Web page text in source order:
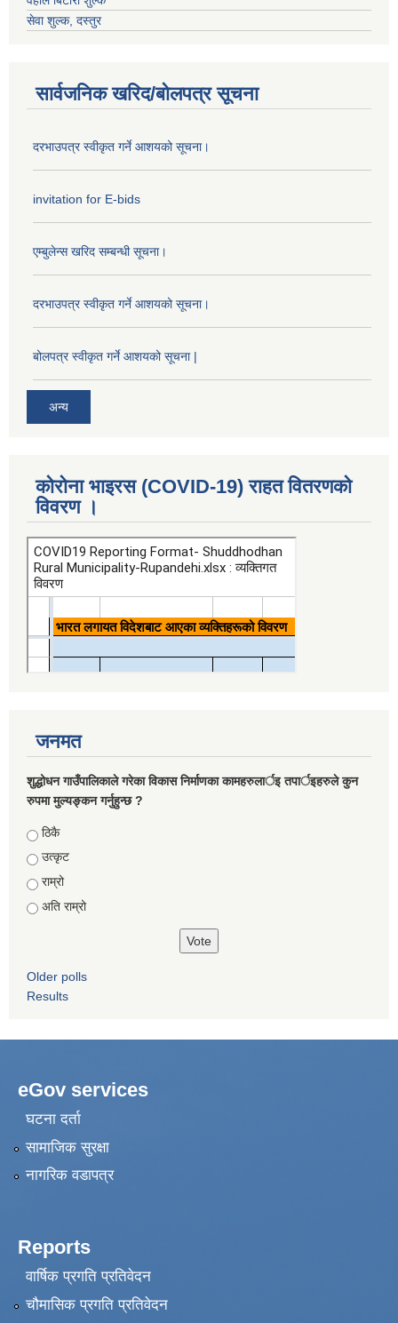
सेवा शुल्क, दस्तुर
सार्वजनिक खरिद/बोलपत्र सूचना
दरभाउपत्र स्वीकृत गर्ने आशयको सूचना।
invitation for E-bids
एम्बुलेन्स खरिद सम्बन्धी सूचना।
दरभाउपत्र स्वीकृत गर्ने आशयको सूचना।
बोलपत्र स्वीकृत गर्ने आशयको सूचना |
अन्य
कोरोना भाइरस (COVID-19) राहत वितरणको
विवरण ।
जनमत
शुद्धोधन गाउँपालिकाले गरेका विकास निर्माणका कामहरुलार्इ तपार्इहरुले कुन
रुपमा मुल्यङ्कन गर्नुहुन्छ ?
Choices
ठिकै
उत्कृट
राम्रो
अति राम्रो
Older polls
Results
eGov services
घटना दर्ता
सामाजिक सुरक्षा
नागरिक वडापत्र
Reports
वार्षिक प्रगति प्रतिवेदन
चौमासिक प्रगति प्रतिवेदन